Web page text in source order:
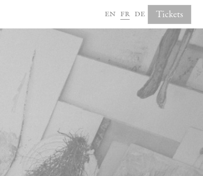
en fr de Tickets